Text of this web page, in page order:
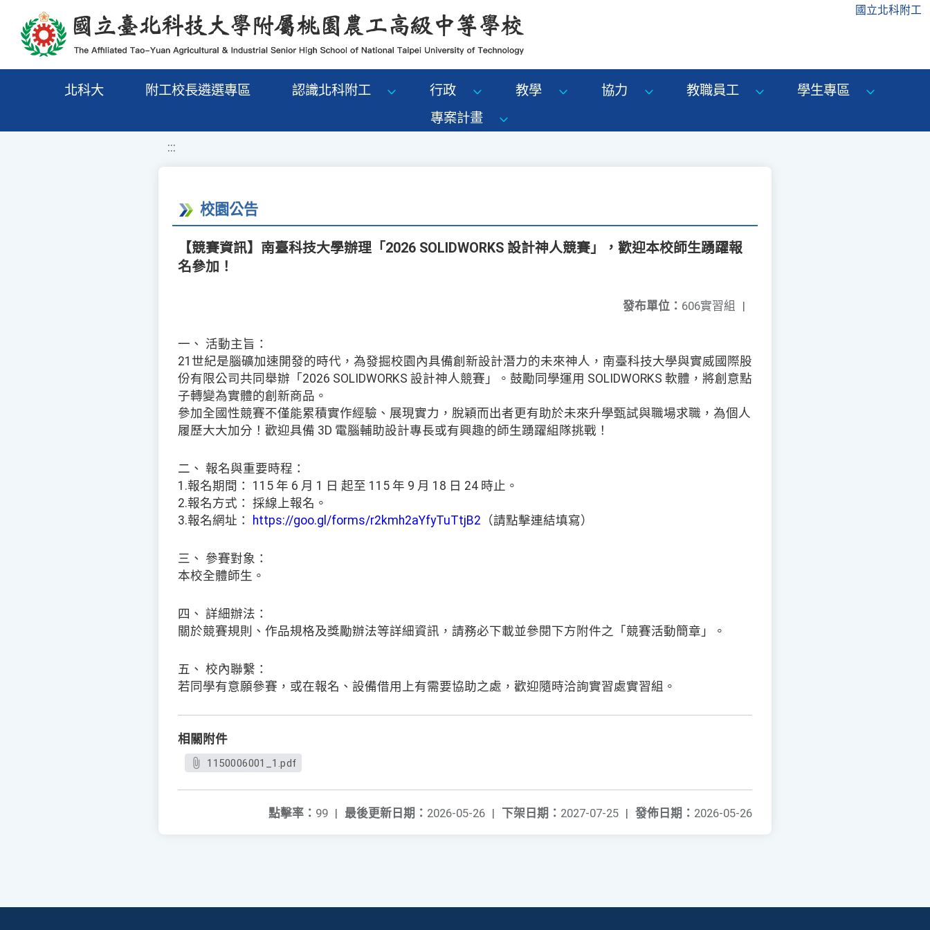
移至網頁之主要內容區位置 國立北科附工
北科大 附工校長遴選專區 認識北科附工 行政 教學 協力 教職員工
學生專區
專案計畫
:::
校園公告
【競賽資訊】南臺科技大學辦理「2026 SOLIDWORKS 設計神人競賽」，歡迎本校師生踴躍報
名參加！
發布單位： 606實習組 |
一、 活動主旨：
21世紀是腦礦加速開發的時代，為發掘校園內具備創新設計潛力的未來神人，南臺科技大學與實威國際股
份有限公司共同舉辦「2026 SOLIDWORKS 設計神人競賽」。鼓勵同學運用 SOLIDWORKS 軟體，將創意點
子轉變為實體的創新商品。
參加全國性競賽不僅能累積實作經驗、展現實力，脫穎而出者更有助於未來升學甄試與職場求職，為個人
履歷大大加分！歡迎具備 3D 電腦輔助設計專長或有興趣的師生踴躍組隊挑戰！
二、 報名與重要時程：
1.報名期間： 115 年 6 月 1 日 起至 115 年 9 月 18 日 24 時止。
2.報名方式： 採線上報名。
3.報名網址： https://goo.gl/forms/r2kmh2aYfyTuTtjB2 （請點擊連結填寫）
三、 參賽對象：
本校全體師生。
四、 詳細辦法：
關於競賽規則、作品規格及獎勵辦法等詳細資訊，請務必下載並參閱下方附件之「競賽活動簡章」。
五、 校內聯繫：
若同學有意願參賽，或在報名、設備借用上有需要協助之處，歡迎隨時洽詢實習處實習組。
相關附件
1150006001_1.pdf
發佈日期： 2026-05-26
下架日期： 2027-07-25 |
最後更新日期： 2026-05-26 |
點擊率： 99 |